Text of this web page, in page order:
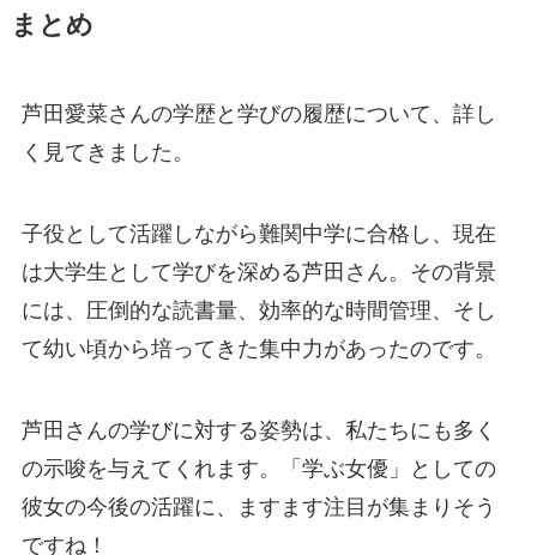
まとめ
芦田愛菜さんの学歴と学びの履歴について、詳し
く見てきました。
子役として活躍しながら難関中学に合格し、現在
は大学生として学びを深める芦田さん。その背景
には、圧倒的な読書量、効率的な時間管理、そし
て幼い頃から培ってきた集中力があったのです。
芦田さんの学びに対する姿勢は、私たちにも多く
の示唆を与えてくれます。「学ぶ女優」としての
彼女の今後の活躍に、ますます注目が集まりそう
ですね！